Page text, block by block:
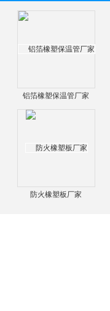
铝箔橡塑保温管厂家
防火橡塑板厂家